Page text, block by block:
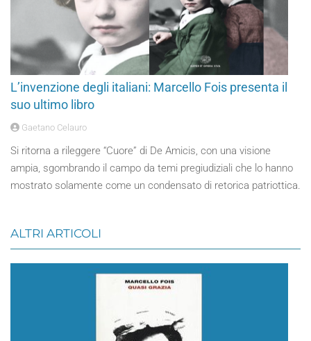
L’invenzione degli italiani: Marcello Fois presenta il
suo ultimo libro
Gaetano Celauro
Si ritorna a rileggere “Cuore” di De Amicis, con una visione
ampia, sgombrando il campo da temi pregiudiziali che lo hanno
mostrato solamente come un condensato di retorica patriottica.
ALTRI ARTICOLI